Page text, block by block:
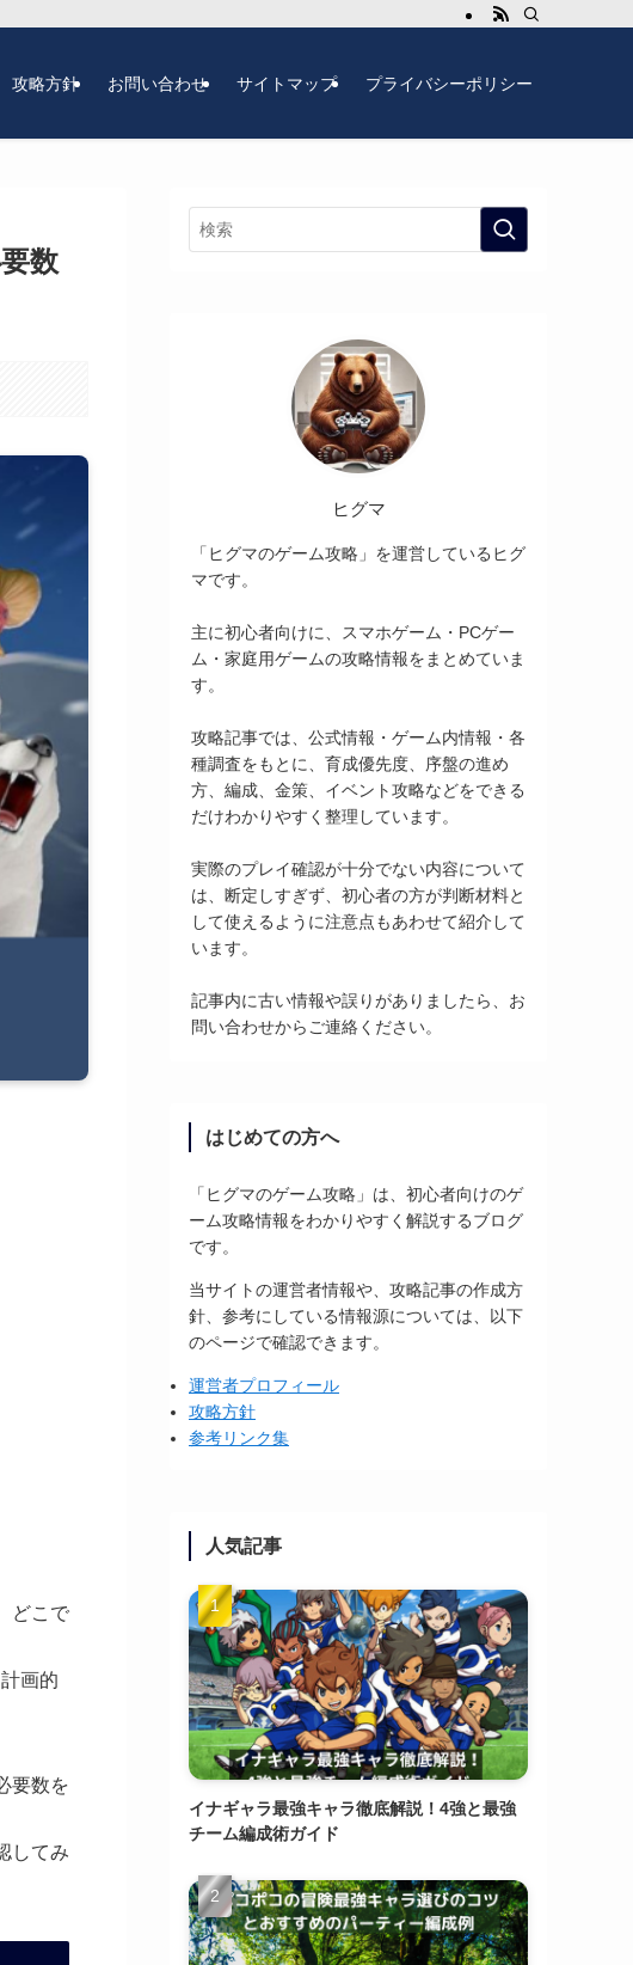
攻略方針 お問い合わせ サイトマップ プライバシーポリシー
数
どこで
画的
要数を
してみ
ヒグマ
「ヒグマのゲーム攻略」を運営しているヒグ
マです。
主に初心者向けに、スマホゲーム・PCゲー
ム・家庭用ゲームの攻略情報をまとめていま
す。
攻略記事では、公式情報・ゲーム内情報・各
種調査をもとに、育成優先度、序盤の進め
方、編成、金策、イベント攻略などをできる
だけわかりやすく整理しています。
実際のプレイ確認が十分でない内容について
は、断定しすぎず、初心者の方が判断材料と
して使えるように注意点もあわせて紹介して
います。
記事内に古い情報や誤りがありましたら、お
問い合わせからご連絡ください。
はじめての方へ
「ヒグマのゲーム攻略」は、初心者向けのゲ
ーム攻略情報をわかりやすく解説するブログ
です。
当サイトの運営者情報や、攻略記事の作成方
針、参考にしている情報源については、以下
のページで確認できます。
運営者プロフィール
攻略方針
参考リンク集
人気記事
イナギャラ最強キャラ徹底解説！4強と最強
チーム編成術ガイド